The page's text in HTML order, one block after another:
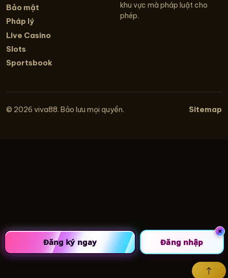
Bảo mật
Pháp lý
Live Casino
Slots
Sportsbook
khu vực mà pháp luật cho
phép.
© 2026 viva88. Bảo lưu mọi quyền. Sitemap
Đăng ký ngay Đăng nhập
×